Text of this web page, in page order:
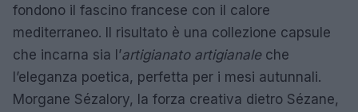
fondono il fascino francese con il calore
mediterraneo. Il risultato è una collezione capsule
che incarna sia l’artigianato artigianaleche
l’eleganza poetica, perfetta per i mesi autunnali.
Morgane Sézalory, la forza creativa dietro Sézane,